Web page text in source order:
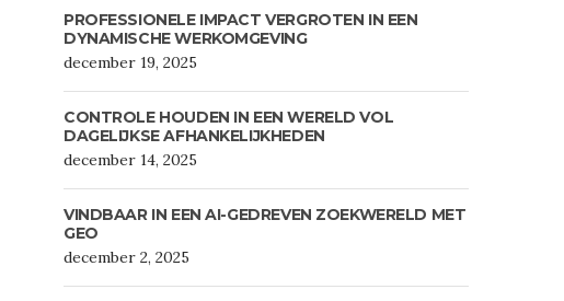
PROFESSIONELE IMPACT VERGROTEN IN EEN
DYNAMISCHE WERKOMGEVING
december 19, 2025
CONTROLE HOUDEN IN EEN WERELD VOL
DAGELIJKSE AFHANKELIJKHEDEN
december 14, 2025
VINDBAAR IN EEN AI-GEDREVEN ZOEKWERELD MET
GEO
december 2, 2025